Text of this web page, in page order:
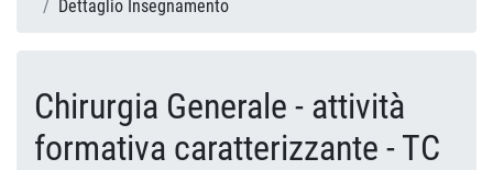
Dettaglio Insegnamento
Chirurgia Generale - attività
formativa caratterizzante - TC